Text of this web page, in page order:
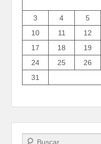
3
4 5
10
11 12
17
18 19
24
25 26
31
Buscar